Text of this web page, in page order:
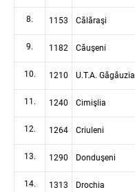
8. 1153 Călăraşi
9. 1182 Căuşeni
10. 1210 U.T.A. Găgăuzia
11. 1240 Cimişlia
12. 1264 Criuleni
13. 1290 Donduşeni
14. 1313 Drochia